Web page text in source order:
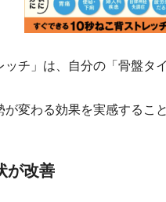
チ」は、自分の「骨盤タ
変わる効果を実感するこ
が改善